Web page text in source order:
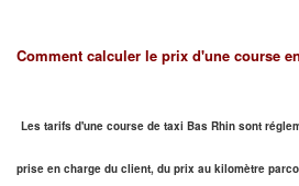
Comment calculer le prix d'une course
Les tarifs d'une course de taxi Bas Rhin sont
prise en charge du client, du prix au kilomètre